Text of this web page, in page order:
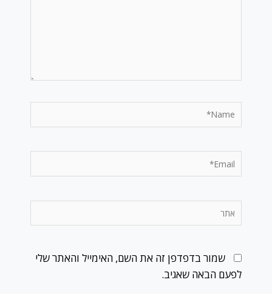
Name*
Email*
אתר
שמור בדפדפן זה את השם, האימייל והאתר שלי
לפעם הבאה שאגיב.